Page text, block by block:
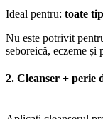
Ideal pentru: toate
Nu este potrivit
seboreică, eczeme și
2. Cleanser + perie